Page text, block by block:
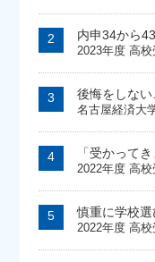
内申34から
2023年度 高校
後悔をしない
名古屋経済大
「受かってき
2022年度 高校
慎重に学校選
2022年度 高校